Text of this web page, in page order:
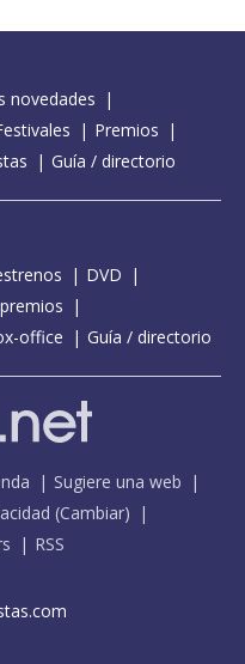
novedades
Premios
Guía / directorio
DVD
office Guía / directorio
Sugiere una web
(Cambiar)
RSS